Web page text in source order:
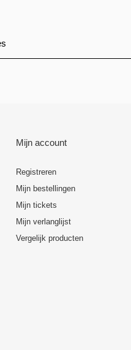
Mijn account
Registreren
Mijn bestellingen
Mijn tickets
Mijn verlanglijst
Vergelijk producten